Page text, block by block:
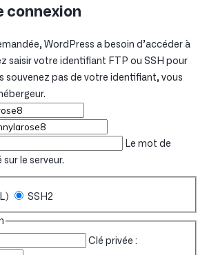
connexion
WordPress a besoin d’accéder à
saisir votre identifiant FTP ou SSH pour
souvenez pas de votre identifiant, vous
Le mot de
le serveur.
SSH2
Clé privée :